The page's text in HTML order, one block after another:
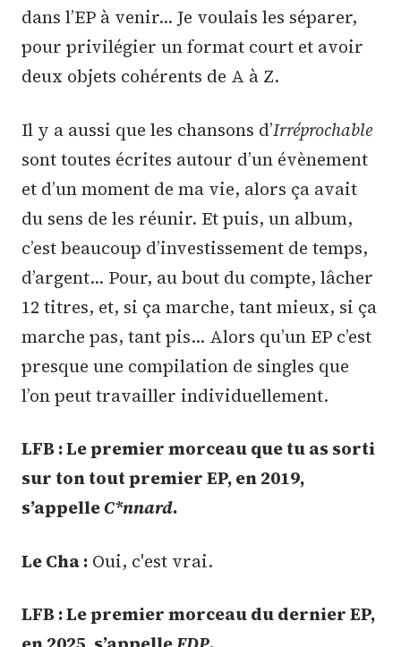
dans l’EP à venir… Je voulais les séparer,
pour privilégier un format court et avoir
deux objets cohérents de A à Z.
Il y a aussi que les chansons d’Irréprochable
sont toutes écrites autour d’un évènement
et d’un moment de ma vie, alors ça avait
du sens de les réunir. Et puis, un album,
c’est beaucoup d’investissement de temps,
d’argent… Pour, au bout du compte, lâcher
12 titres, et, si ça marche, tant mieux, si ça
marche pas, tant pis… Alors qu’un EP c’est
presque une compilation de singles que
l’on peut travailler individuellement.
LFB : Le premier morceau que tu as sorti
sur ton tout premier EP, en 2019,
s’appelleC*nnard.
Le Cha : Oui, c'est vrai.
LFB : Le premier morceau du dernier EP,